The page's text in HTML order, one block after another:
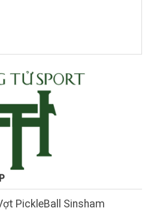
PickleBall Sinsham